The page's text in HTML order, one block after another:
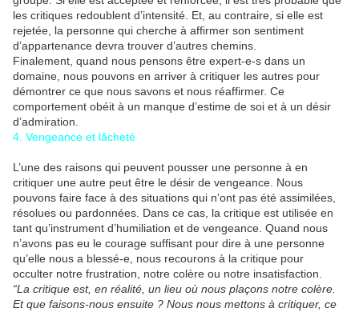
les critiques redoublent d’intensité. Et, au contraire, si elle est
rejetée, la personne qui cherche à affirmer son sentiment
d’appartenance devra trouver d’autres chemins.
Finalement, quand nous pensons être expert-e-s dans un
domaine, nous pouvons en arriver à critiquer les autres pour
démontrer ce que nous savons et nous réaffirmer. Ce
comportement obéit à un manque d’estime de soi et à un désir
d’admiration.
4. Vengeance et lâcheté
L’une des raisons qui peuvent pousser une personne à en
critiquer une autre peut être le désir de vengeance. Nous
pouvons faire face à des situations qui n’ont pas été assimilées,
résolues ou pardonnées. Dans ce cas, la critique est utilisée en
tant qu’instrument d’humiliation et de vengeance. Quand nous
n’avons pas eu le courage suffisant pour dire à une personne
qu’elle nous a blessé-e, nous recourons à la critique pour
occulter notre frustration, notre colère ou notre insatisfaction.
“La critique est, en réalité, un lieu où nous plaçons notre colère.
Et que faisons-nous ensuite ? Nous nous mettons à critiquer, ce